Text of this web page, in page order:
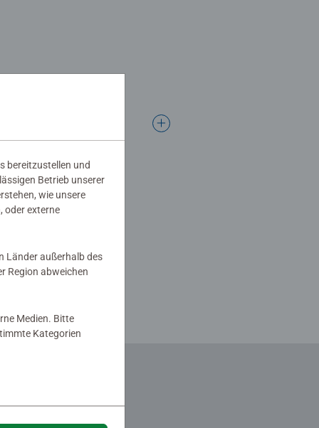
bereitzustellen und
Betrieb unserer
wie unsere
oder externe
Länder außerhalb des
Region abweichen
Medien. Bitte
Kategorien